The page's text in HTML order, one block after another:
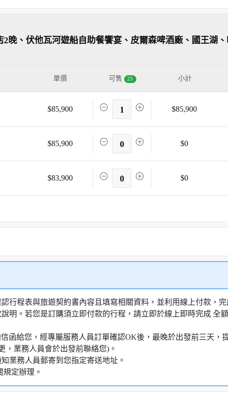
晚、伏他瓦河遊船自助餐饗宴、皮爾森啤酒廠、國王湖
單價 可售 25 小計
$85,900 1 $85,900
$85,900 0 $0
$83,900 0 $0
行程表與旅遊契約書內容且填寫相關資料，並利用線上付款，
明。若您是訂購須立即付款的行程，請立即於線上即時完成 全
函給您，經專屬服務人員訂單確認OK後，最晚於出發前三天，
，業務人員會於出發前聯絡您)。
業務人員郵寄到您指定寄送地址。
定辦理。